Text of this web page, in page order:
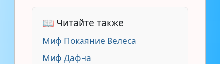
📖 Читайте также
Миф Покаяние Велеса
Миф Дафна